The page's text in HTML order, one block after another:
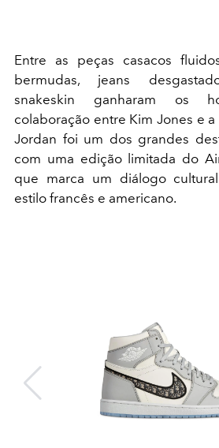
Entre as peças casacos
bermudas, jeans
snakeskin ganharam os
colaboração entre Kim Jones e
Jordan foi um dos grandes
com uma edição limitada do
que marca um diálogo
estilo francês e americano.